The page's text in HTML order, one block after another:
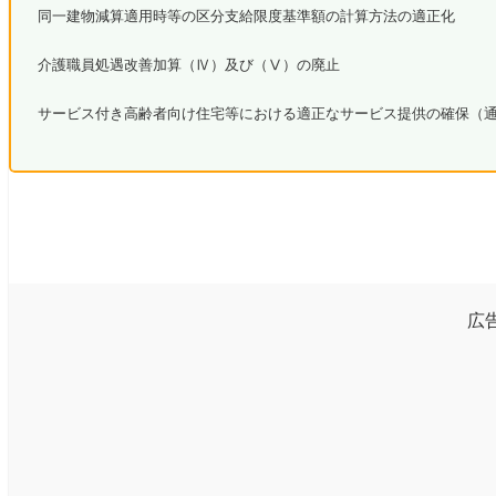
同一建物減算適用時等の区分支給限度基準額の計算方法の適正化
介護職員処遇改善加算（Ⅳ）及び（Ⅴ）の廃止
サービス付き高齢者向け住宅等における適正なサービス提供の確保（通
広